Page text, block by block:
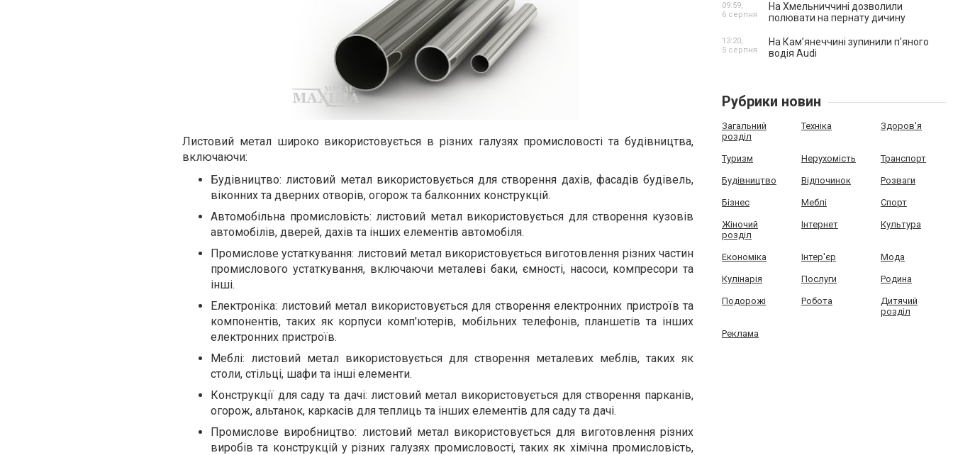
Листовий метал широко використовується в різних галузях промисловості та будівництва,
включаючи:
Будівництво: листовий метал використовується для створення дахів, фасадів будівель,
віконних та дверних отворів, огорож та балконних конструкцій.
Автомобільна промисловість: листовий метал використовується для створення кузовів
автомобілів, дверей, дахів та інших елементів автомобіля.
Промислове устаткування: листовий метал використовується виготовлення різних частин
промислового устаткування, включаючи металеві баки, ємності, насоси, компресори та
інші.
Електроніка: листовий метал використовується для створення електронних пристроїв та
компонентів, таких як корпуси комп'ютерів, мобільних телефонів, планшетів та інших
електронних пристроїв.
Меблі: листовий метал використовується для створення металевих меблів, таких як
столи, стільці, шафи та інші елементи.
Конструкції для саду та дачі: листовий метал використовується для створення парканів,
огорож, альтанок, каркасів для теплиць та інших елементів для саду та дачі.
Промислове виробництво: листовий метал використовується для виготовлення різних
виробів та конструкцій у різних галузях промисловості, таких як хімічна промисловість,
На Хмельниччині дозволили
полювати на пернату дичину
09:59,
6 серпня
На Камʼянеччині зупинили п'яного
водія Audi
13:20,
5 серпня
Рубрики новин
Загальний
розділ
Техніка Здоров'я
Туризм Нерухомість Транспорт
Будівництво Відпочинок Розваги
Бізнес Меблі Спорт
Жіночий
розділ
Інтернет Культура
Економіка Інтер'єр Мода
Кулінарія Послуги Родина
Подорожі Робота
Дитячий
розділ
Реклама